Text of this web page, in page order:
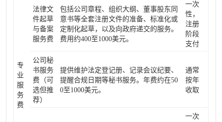
专
业
服
务
费
法律文
件起草
与备案
服务费
包括公司章程、组织大纲、董事股东同
意书等全套注册文件的准备、标准化或
定制化起草，以及向政府递交的服务。
费用约400至1000美元。
一次
性，
注册
阶段
支付
公司秘
书服务
费（可
选但推
荐）
提供维护法定登记册、记录会议纪要、
提醒合规日期等秘书服务。年费约在50
0至1000美元。
通常
按年
收取
一次